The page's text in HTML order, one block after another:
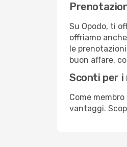
Su Opodo, ti
offriamo
le
buon affare,
Sconti per i
Come
vantaggi.